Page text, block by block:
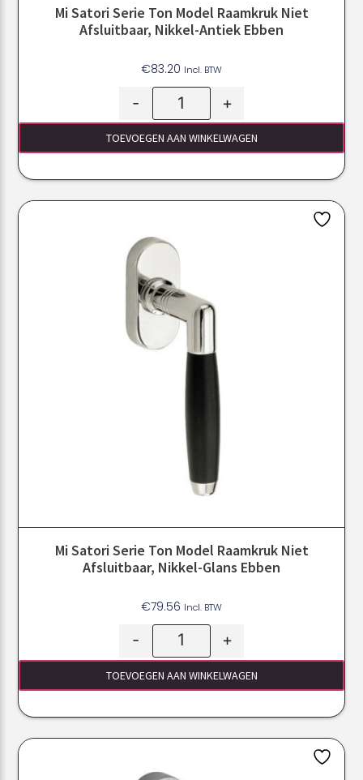
Mi Satori Serie Ton Model Raamkruk Niet
Afsluitbaar, Nikkel-Antiek Ebben
€83.20 Incl. BTW
- +
TOEVOEGEN AAN WINKELWAGEN
Mi Satori Serie Ton Model Raamkruk Niet
Afsluitbaar, Nikkel-Glans Ebben
€79.56 Incl. BTW
- +
TOEVOEGEN AAN WINKELWAGEN